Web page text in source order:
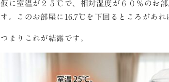
仮に室温が２５℃で、相対湿度が６０％のお
す。このお部屋に16.7℃を下回るところがあれ
つまりこれが結露です。